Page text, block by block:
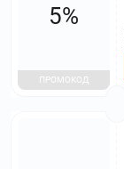
5%
ПРОМОКОД